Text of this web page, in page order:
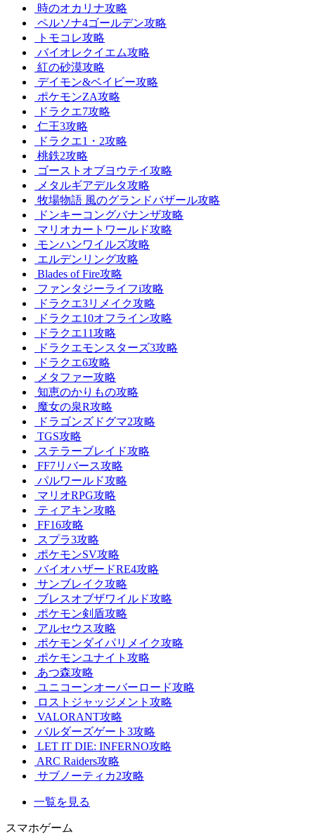
時のオカリナ攻略
ペルソナ4ゴールデン攻略
トモコレ攻略
バイオレクイエム攻略
紅の砂漠攻略
デイモン&ベイビー攻略
ポケモンZA攻略
ドラクエ7攻略
仁王3攻略
ドラクエ1・2攻略
桃鉄2攻略
ゴーストオブヨウテイ攻略
メタルギアデルタ攻略
牧場物語 風のグランドバザール攻略
ドンキーコングバナンザ攻略
マリオカートワールド攻略
モンハンワイルズ攻略
エルデンリング攻略
Blades of Fire攻略
ファンタジーライフi攻略
ドラクエ3リメイク攻略
ドラクエ10オフライン攻略
ドラクエ11攻略
ドラクエモンスターズ3攻略
ドラクエ6攻略
メタファー攻略
知恵のかりもの攻略
魔女の泉R攻略
ドラゴンズドグマ2攻略
TGS攻略
ステラーブレイド攻略
FF7リバース攻略
パルワールド攻略
マリオRPG攻略
ティアキン攻略
FF16攻略
スプラ3攻略
ポケモンSV攻略
バイオハザードRE4攻略
サンブレイク攻略
ブレスオブザワイルド攻略
ポケモン剣盾攻略
アルセウス攻略
ポケモンダイパリメイク攻略
ポケモンユナイト攻略
あつ森攻略
ユニコーンオーバーロード攻略
ロストジャッジメント攻略
VALORANT攻略
バルダーズゲート3攻略
LET IT DIE: INFERNO攻略
ARC Raiders攻略
サブノーティカ2攻略
一覧を見る
スマホゲーム